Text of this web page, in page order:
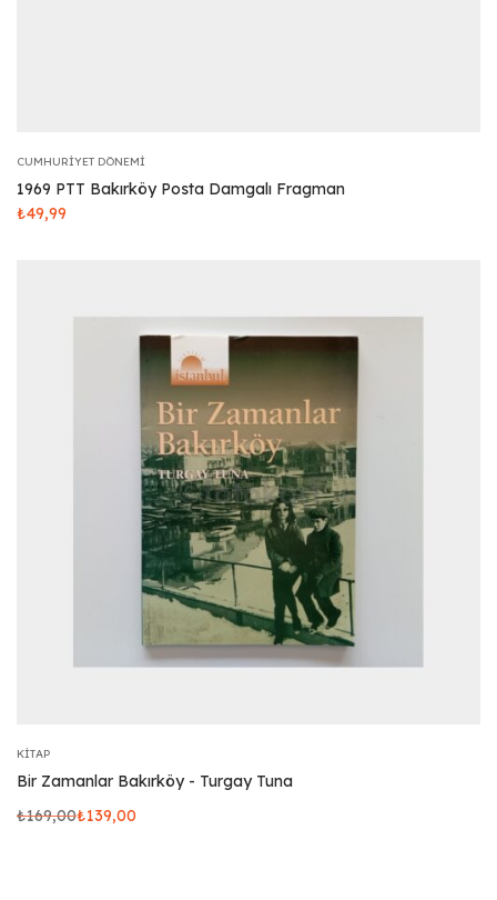
CUMHURIYET DÖNEMI
1969 PTT Bakırköy Posta Damgalı Fragman
₺49,99
KITAP
Bir Zamanlar Bakırköy - Turgay Tuna
₺169,00₺139,00